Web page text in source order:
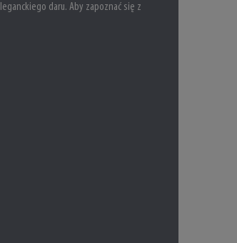
daru. Aby zapoznać się z